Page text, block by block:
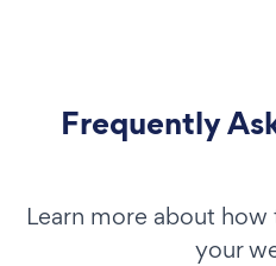
Frequently
Learn more about
your